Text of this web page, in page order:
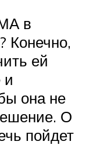
в
Конечно,
ей
и
она не
О
пойдет